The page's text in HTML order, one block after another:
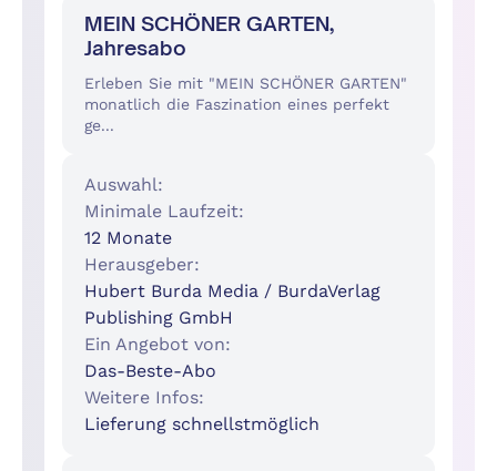
MEIN SCHÖNER GARTEN,
Jahresabo
Erleben Sie mit "MEIN SCHÖNER GARTEN"
monatlich die Faszination eines perfekt
ge...
Auswahl:
Minimale Laufzeit:
12 Monate
Herausgeber:
Hubert Burda Media / BurdaVerlag
Publishing GmbH
Ein Angebot von:
Das-Beste-Abo
Weitere Infos:
Lieferung schnellstmöglich